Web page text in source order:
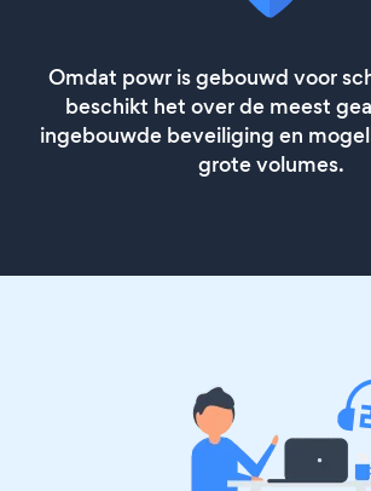
Omdat powr is gebouwd voor
beschikt het over de meest
ingebouwde beveiliging en
grote volumes.